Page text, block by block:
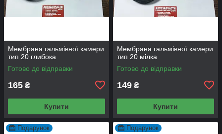
Мембрана гальмівної камери
тип 20 глибока
Готово до відправки
165 ₴
Купити
Мембрана гальмівної камери
тип 20 мілка
Готово до відправки
149 ₴
Купити
Подарунок Подарунок